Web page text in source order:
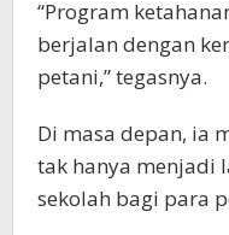
“Program
berjalan dengan
petani,” tegasnya.
Di masa depan, ia
tak hanya menjadi
sekolah bagi para